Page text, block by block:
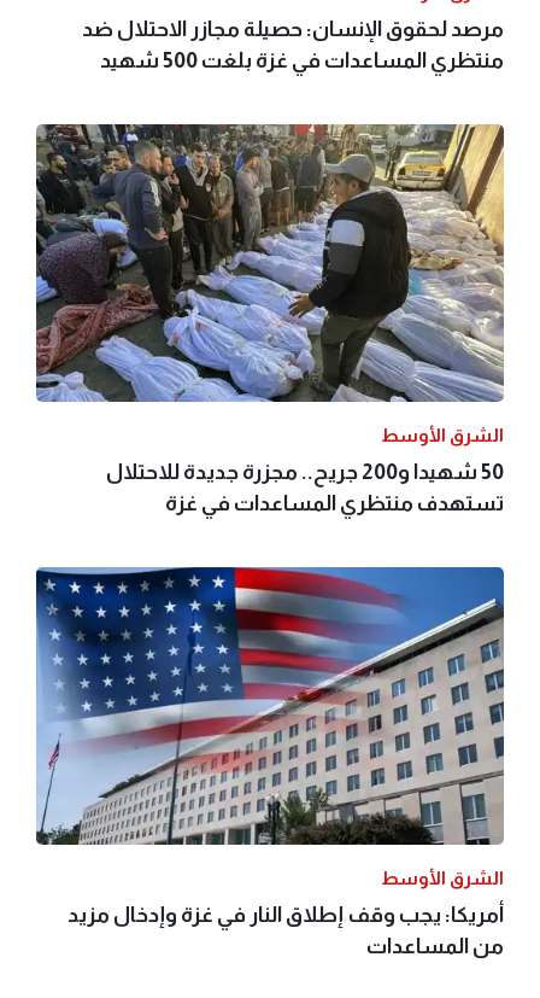
مرصد لحقوق الإنسان: حصيلة مجازر الاحتلال ضد
منتظري المساعدات في غزة بلغت 500 شهيد
الشرق الأوسط
50 شهيدا و200 جريح.. مجزرة جديدة للاحتلال
تستهدف منتظري المساعدات في غزة
الشرق الأوسط
أمريكا: يجب وقف إطلاق النار في غزة وإدخال مزيد
من المساعدات